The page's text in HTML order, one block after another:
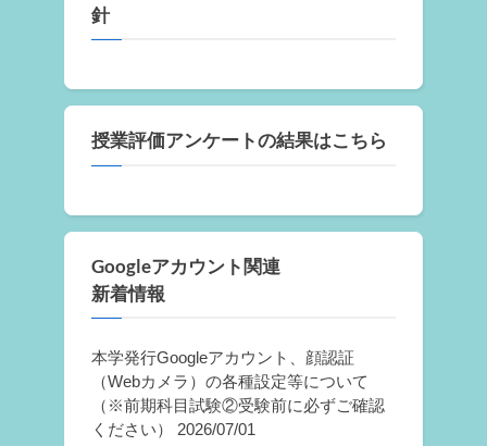
針
授業評価アンケートの結果はこちら
Googleアカウント関連
新着情報
本学発行Googleアカウント、顔認証
（Webカメラ）の各種設定等について
（※前期科目試験②受験前に必ずご確認
ください）
2026/07/01